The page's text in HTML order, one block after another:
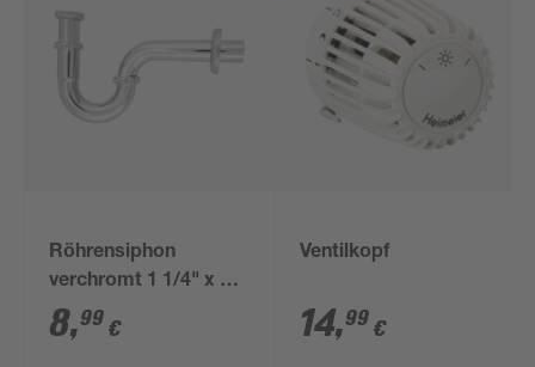
Röhrensiphon
verchromt 1 1/4" x 32
mm
8,99 €
Ventilkopf
14,99 €